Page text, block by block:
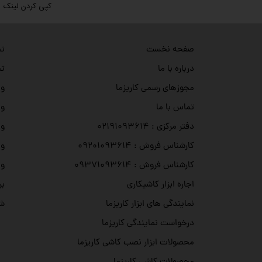
کپی کردن لینک
صفحه نخست
درباره با ما
مجوزهای رسمی کاریزما
تماس با ما
دفتر مرکزی : ۰۲۱۹۱۰۹۳۶۱۴
کارشناس فروش : ۰۹۲۰۱۰۹۳۶۱۴
کارشناس فروش : ۰۹۳۷۱۰۹۳۶۱۴
اجاره ابزار کاشیکاری
نمایندگی های ابزار کاریزما
درخواست نمایندگی کاریزما
محصولات ابزار نصب کاشی کاریزما